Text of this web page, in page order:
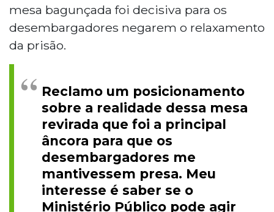
mesa bagunçada foi decisiva para os
desembargadores negarem o relaxamento
da prisão.
Reclamo um posicionamento
sobre a realidade dessa mesa
revirada que foi a principal
âncora para que os
desembargadores me
mantivessem presa. Meu
interesse é saber se o
Ministério Público pode agir